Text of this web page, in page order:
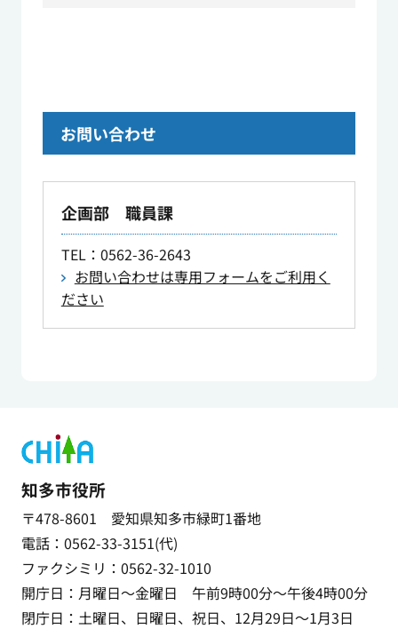
お問い合わせ
企画部 職員課
TEL：0562-36-2643
お問い合わせは専用フォームをご利用く
ださい
知多市役所
〒478-8601 愛知県知多市緑町1番地
電話：0562-33-3151(代)
ファクシミリ：0562-32-1010
開庁日：月曜日～金曜日 午前9時00分～午後4時00分
閉庁日：土曜日、日曜日、祝日、12月29日～1月3日